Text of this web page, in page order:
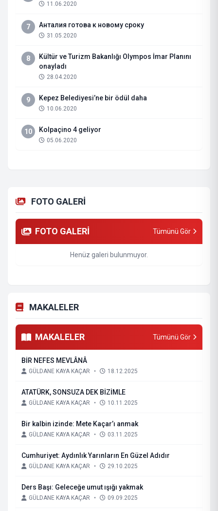
11.06.2020
7 Анталия готова к новому сроку
31.05.2020
8
Kültür ve Turizm Bakanlığı Olympos İmar Planını
onayladı
28.04.2020
9 Kepez Belediyesi’ne bir ödül daha
10.06.2020
10 Kolpaçino 4 geliyor
05.06.2020
FOTO GALERİ
FOTO GALERİ Tümünü Gör
Henüz galeri bulunmuyor.
MAKALELER
MAKALELER Tümünü Gör
BİR NEFES MEVLÂNÂ
GÜLDANE KAYA KAÇAR • 18.12.2025
ATATÜRK, SONSUZA DEK BİZİMLE
GÜLDANE KAYA KAÇAR • 10.11.2025
Bir kalbin izinde: Mete Kaçar’ı anmak
GÜLDANE KAYA KAÇAR • 03.11.2025
Cumhuriyet: Aydınlık Yarınların En Güzel Adıdır
GÜLDANE KAYA KAÇAR • 29.10.2025
Ders Başı: Geleceğe umut ışığı yakmak
GÜLDANE KAYA KAÇAR • 09.09.2025